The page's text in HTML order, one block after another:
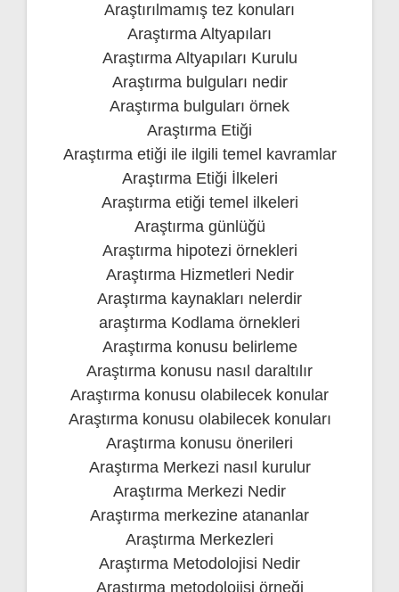
Araştırılmamış tez konuları
Araştırma Altyapıları
Araştırma Altyapıları Kurulu
Araştırma bulguları nedir
Araştırma bulguları örnek
Araştırma Etiği
Araştırma etiği ile ilgili temel kavramlar
Araştırma Etiği İlkeleri
Araştırma etiği temel ilkeleri
Araştırma günlüğü
Araştırma hipotezi örnekleri
Araştırma Hizmetleri Nedir
Araştırma kaynakları nelerdir
araştırma Kodlama örnekleri
Araştırma konusu belirleme
Araştırma konusu nasıl daraltılır
Araştırma konusu olabilecek konular
Araştırma konusu olabilecek konuları
Araştırma konusu önerileri
Araştırma Merkezi nasıl kurulur
Araştırma Merkezi Nedir
Araştırma merkezine atananlar
Araştırma Merkezleri
Araştırma Metodolojisi Nedir
Araştırma metodolojisi örneği